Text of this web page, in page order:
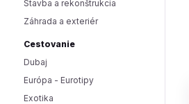
Stavba a rekonštrukcia
Záhrada a exteriér
Cestovanie
Dubaj
Európa - Eurotipy
Exotika